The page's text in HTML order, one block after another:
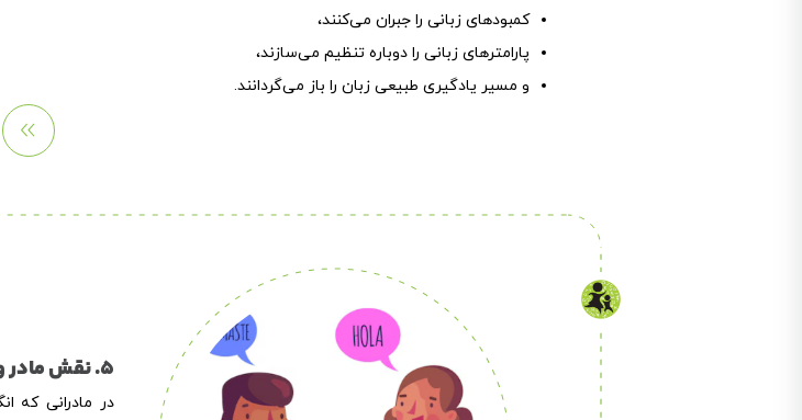
کمبودهای زبانی را جبران می‌کنند،
پارامترهای زبانی را دوباره تنظیم می‌سازند،
و مسیر یادگیری طبیعی زبان را باز می‌گردانند.
5. نقش مادر و تکنیک‌ها
در مادرانی که